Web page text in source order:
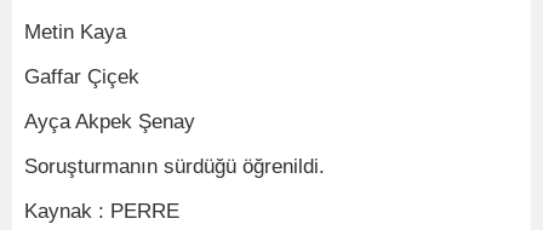
Metin Kaya
Gaffar Çiçek
Ayça Akpek Şenay
Soruşturmanın sürdüğü öğrenildi.
Kaynak : PERRE